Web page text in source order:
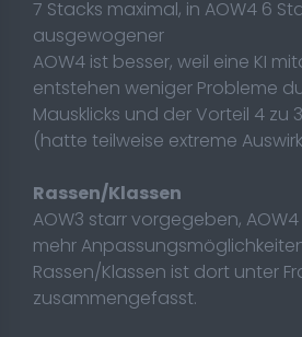
7 Stacks maximal, in AOW4 6
ausgewogener
AOW4 ist besser, weil eine KI
entstehen weniger Probleme
Mausklicks und der Vorteil 4 zu
(hatte teilweise extreme
Rassen/Klassen
AOW3 starr vorgegeben,
mehr
Rassen/Klassen ist dort unter
zusammengefasst.